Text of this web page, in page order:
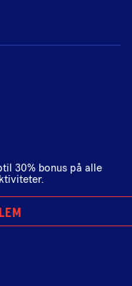
30% bonus på alle